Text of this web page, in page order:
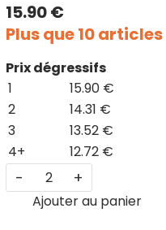
15.90 €
Plus que 10 articles
Prix dégressifs
1
15.90 €
2
14.31 €
3
13.52 €
4+
12.72 €
- +
Ajouter au panier